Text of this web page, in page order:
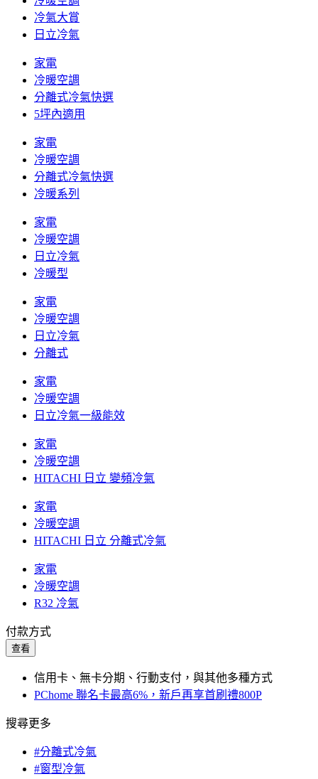
冷氣大賞
日立冷氣
家電
冷暖空調
分離式冷氣快選
5坪內適用
家電
冷暖空調
分離式冷氣快選
冷暖系列
家電
冷暖空調
日立冷氣
冷暖型
家電
冷暖空調
日立冷氣
分離式
家電
冷暖空調
日立冷氣一級能效
家電
冷暖空調
HITACHI 日立 變頻冷氣
家電
冷暖空調
HITACHI 日立 分離式冷氣
家電
冷暖空調
R32 冷氣
付款方式
查看
信用卡、無卡分期、行動支付，與其他多種方式
PChome 聯名卡最高6%，新戶再享首刷禮800P
搜尋更多
#分離式冷氣
#窗型冷氣